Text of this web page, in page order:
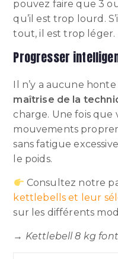
pouvez faire que 3
qu’il est trop lourd.
tout, il est trop léger.
Progresser
Il n’y a aucune
maîtrise de la
charge. Une fois que
mouvements
sans fatigue
le poids.
Consultez notre
kettlebells et leur
sur les différents
→ Kettlebell 8 kg